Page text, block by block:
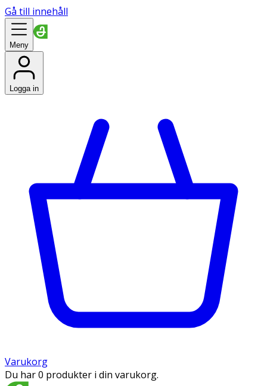
Gå till innehåll
Meny
Logga in
Varukorg
Du har 0 produkter i din varukorg.